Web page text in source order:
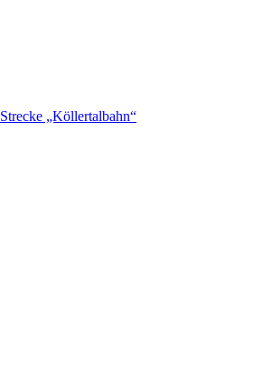
Strecke „Köllertalbahn“